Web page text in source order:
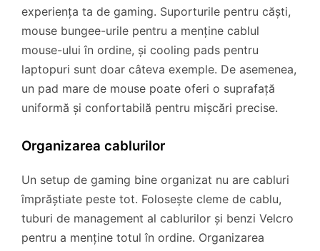
experiența ta de gaming. Suporturile pentru căști,
mouse bungee-urile pentru a menține cablul
mouse-ului în ordine, și cooling pads pentru
laptopuri sunt doar câteva exemple. De asemenea,
un pad mare de mouse poate oferi o suprafață
uniformă și confortabilă pentru mișcări precise.
Organizarea cablurilor
Un setup de gaming bine organizat nu are cabluri
împrăștiate peste tot. Folosește cleme de cablu,
tuburi de management al cablurilor și benzi Velcro
pentru a menține totul în ordine. Organizarea